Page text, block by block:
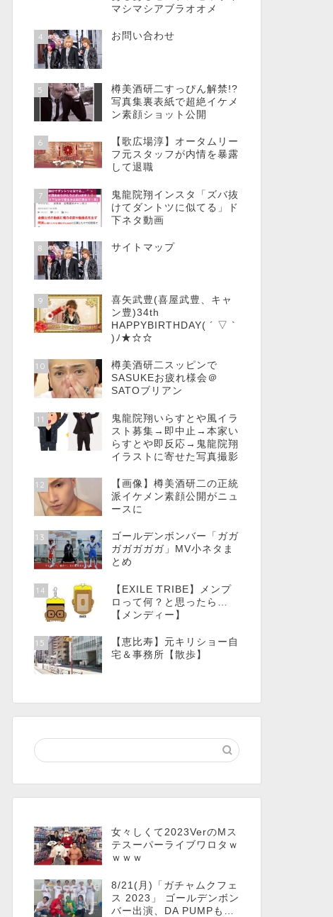
マシマシアブラオオメ
4 お問い合わせ
5
樽美酒研二すっぴん解禁!?
写真集裏表紙で超絶イケメ
ン素顔ショット公開
6
【歌広場淳】オータムリー
フ元スタッフが内情を暴露
して退職
7
鬼龍院翔インスタ「ズバ抜
けてダントツに似てる」ド
下ネタ動画
8 サイトマップ
9
喜矢武豊(喜屋武豊、キャ
ン豊)34th
HAPPYBIRTHDAY( ´ ▽ `
)ﾉ★☆☆
10
樽美酒研二スッピンで
SASUKEお疲れ様会＠
SATOブリアン
11
鬼龍院翔いらすとや風イラ
スト募集→即中止→本家い
らすとや即反応→鬼龍院翔
イラストに寄せた写真撮影
12
【画像】樽美酒研二の正統
派イケメン素顔公開がニュ
ースに
13
ゴールデンボンバー「ガガ
ガガガガガ」MV小ネタま
とめ
14
【EXILE TRIBE】メンプ
ロって何？と思ったら…
【メンディー】
15
【恵比寿】元キリショー自
宅＆事務所【散歩】
女々しくて2023VerのMス
テスーパーライブワロタｗ
ｗｗｗ
8/21(月)「ガチャムクフェ
ス 2023」 ゴールデンボン
バー出演、DA PUMPも…